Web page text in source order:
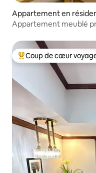
Appartement en
Appartement meublé
Coups de cœur
Coup de cœur